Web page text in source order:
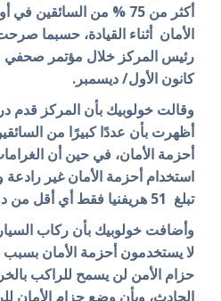
أكثر من 75 % من
الأمان أثناء القيادة، حسبما
كانون الأول/ ديسمبر.
وقالت خولوبيك بأن المركز قدم
أظهرت بأن عددًا كبيرًا من
أحزمة الأمان، في حين أن
استخدام أحزمة الأمان غير
تبلغ 51 هريفنيا فقط أي أقل من دولارين ونصف.
وأضافت خولوبيك بأن ركاب
لا يستخدمون أحزمة الأمان بسبب
حزام الأمن لن يسمح للراكب
الحادث، وبأن وضع حزام الأمان